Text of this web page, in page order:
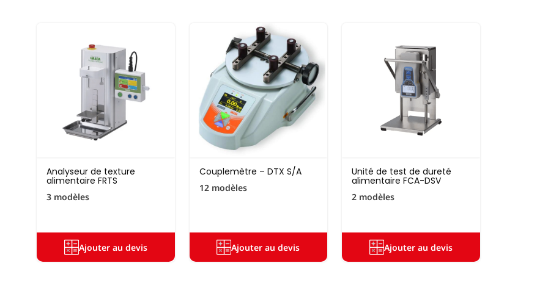
Le rhéomètre ou analyseur de texture alimentaire est un appareil de laboratoire utilisé pour la mesure des
Le rhéomètre applique une contrainte ou une déformation sur l’échantillon et mesure la réponse en matière
Cela permet de déterminer comment les matériaux se comportent sous différentes conditions
De multiples types de test peuvent être faites grâce à cet instrument, tels que le test de cisaillement, de
dureté, de la fermeté du beurre, l’onctuosité, de flexion,
– Unité de test de dureté alimentaire :
Ces bancs d’essais manuels ou non, sont utilisés pour les mesures de tests pour les aliments dure tel que le riz
Analyseur de texture
alimentaire FRTS
3 modèles
Ajouter au devis
Couplemètre – DTX S/A
12 modèles
Ajouter au devis
Unité de test de dureté
alimentaire FCA-DSV
2 modèles
Ajouter au devis